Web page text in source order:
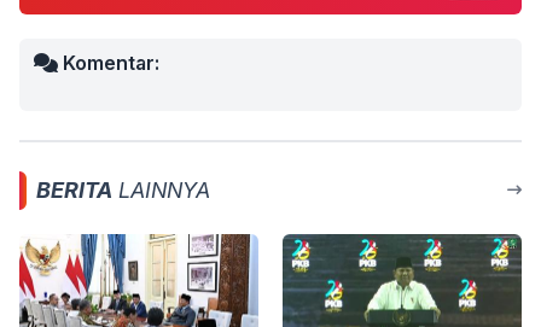
Komentar:
BERITA LAINNYA